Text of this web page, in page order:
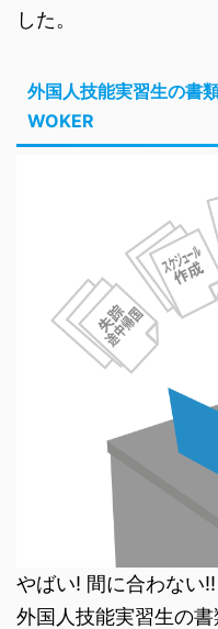
した。
外国人技能実習生の書
WOKER
やばい! 間に合わない!!
外国人技能実習生の